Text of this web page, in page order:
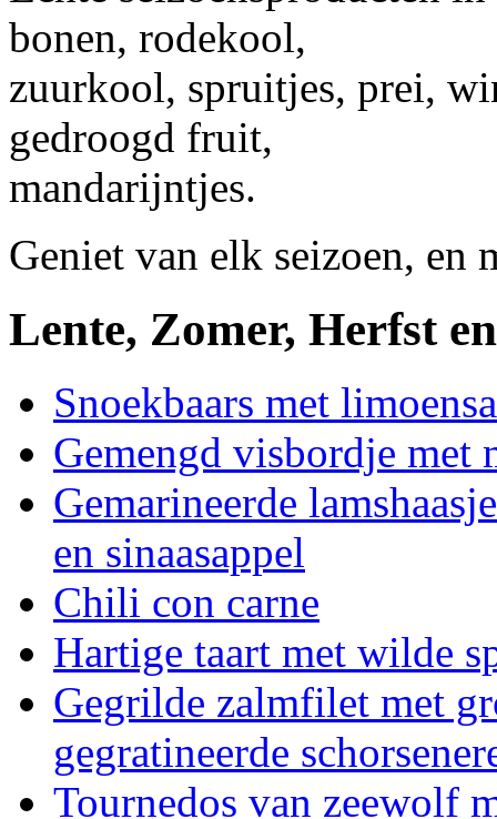
bonen, rodekool,
zuurkool, spruitjes, prei,
gedroogd fruit,
mandarijntjes.
Geniet van elk seizoen, en
Lente, Zomer, Herfst
Snoekbaars met
Gemengd visbordje met
Gemarineerde
en sinaasappel
Chili con carne
Hartige taart met wilde
Gegrilde zalmfilet met
gegratineerde
Tournedos van zeewolf